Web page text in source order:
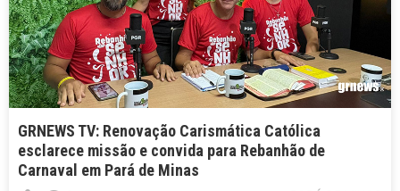
GRNEWS TV: Renovação Carismática Católica
esclarece missão e convida para Rebanhão de
Carnaval em Pará de Minas